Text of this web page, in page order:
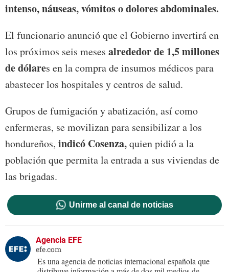
intenso, náuseas, vómitos o dolores abdominales.
El funcionario anunció que el Gobierno invertirá en
los próximos seis meses alrededor de 1,5 millones
de dólares en la compra de insumos médicos para
abastecer los hospitales y centros de salud.
Grupos de fumigación y abatización, así como
enfermeras, se movilizan para sensibilizar a los
hondureños, indicó Cosenza,quien pidió a la
población que permita la entrada a sus viviendas de
las brigadas.
Unirme al canal de noticias
Agencia EFE
efe.com
Es una agencia de noticias internacional española que